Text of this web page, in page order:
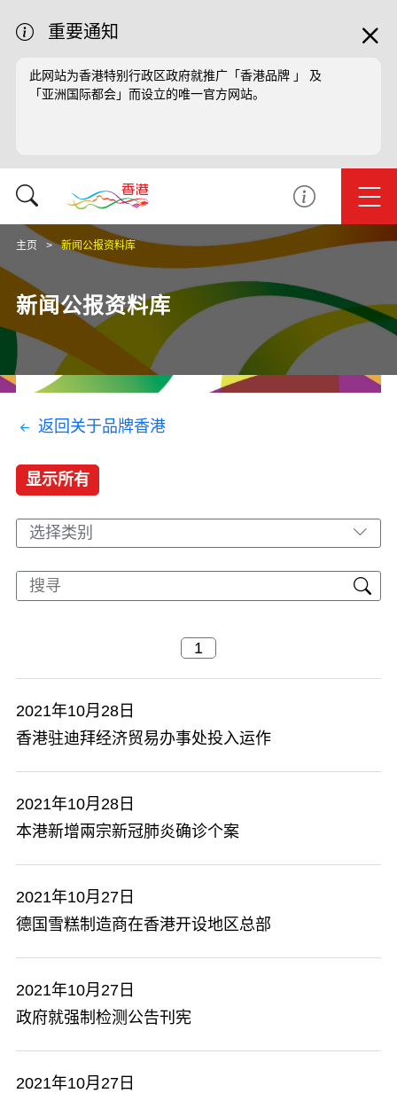
重要通知
此网站为香港特别行政区政府就推广「香港品牌 」 及
「亚洲国际都会」而设立的唯一官方网站。
主页 新闻公报资料库
新闻公报资料库
返回关于品牌香港
显示所有
选择类别
2021年10月28日
香港驻迪拜经济贸易办事处投入运作
2021年10月28日
本港新增兩宗新冠肺炎确诊个案
2021年10月27日
德国雪糕制造商在香港开设地区总部
2021年10月27日
政府就强制检测公告刊宪
2021年10月27日